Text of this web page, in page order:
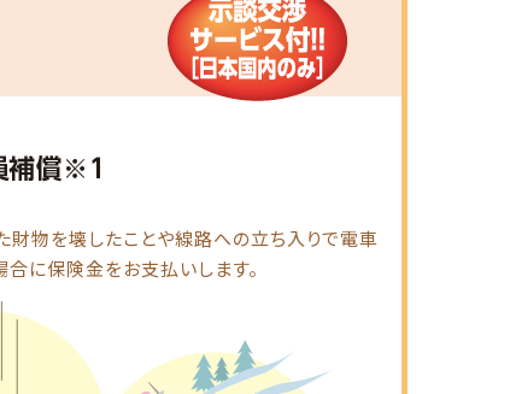
財物を壊したことや線路への立ち入りで電車
に保険金をお支払いします。